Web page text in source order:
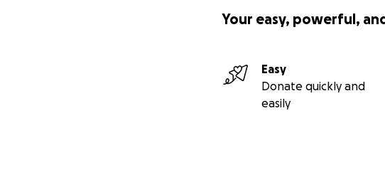
Your easy, powerful,
Easy
Donate quickly and
easily